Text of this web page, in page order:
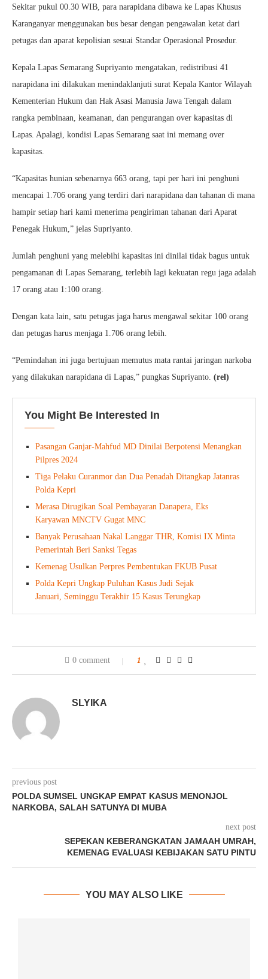
Sekitar pukul 00.30 WIB, para narapidana dibawa ke Lapas Khusus
Karanganyar menggunakan bus besar dengan pengawalan ketat dari
petugas dan aparat kepolisian sesuai Standar Operasional Prosedur.
Kepala Lapas Semarang Supriyanto mengatakan, redistribusi 41
narapidana ini dilakukan menindaklanjuti surat Kepala Kantor Wilayah
Kementerian Hukum dan Hak Asasi Manusia Jawa Tengah dalam
rangka pembinaan, keamanan, dan pengurangan over kapasitas di
Lapas. Apalagi, kondisi Lapas Semarang saat ini memang over
kapasitas.
“Kapasitas hunian sebenarnya 663 orang, tapi per hari ini penghuni
mencapai 1.706 orang yang terdiri dari narapidana dan tahanan di mana
hampir setiap hari kami menerima pengiriman tahanan dari Aparat
Penegak Hukum,” jelas Supriyanto.
Jumlah penghuni yang melebihi kapasitas ini dinilai tidak bagus untuk
pengamanan di Lapas Semarang, terlebih lagi kekuatan regu jaga adalah
17 orang atau 1:100 orang.
Dengan kata lain, satu petugas jaga harus mengawal sekitar 100 orang
dan petugas harus menjaga 1.706 orang lebih.
“Pemindahan ini juga bertujuan memutus mata rantai jaringan narkoba
yang dilakukan narapidana di Lapas,” pungkas Supriyanto. (rel)
You Might Be Interested In
Pasangan Ganjar-Mahfud MD Dinilai Berpotensi Menangkan
Pilpres 2024
Tiga Pelaku Curanmor dan Dua Penadah Ditangkap Jatanras
Polda Kepri
Merasa Dirugikan Soal Pembayaran Danapera, Eks
Karyawan MNCTV Gugat MNC
Banyak Perusahaan Nakal Langgar THR, Komisi IX Minta
Pemerintah Beri Sanksi Tegas
Kemenag Usulkan Perpres Pembentukan FKUB Pusat
Polda Kepri Ungkap Puluhan Kasus Judi Sejak
Januari, Seminggu Terakhir 15 Kasus Terungkap
0 comment 1
SLYIKA
previous post
POLDA SUMSEL UNGKAP EMPAT KASUS MENONJOL
NARKOBA, SALAH SATUNYA DI MUBA
next post
SEPEKAN KEBERANGKATAN JAMAAH UMRAH,
KEMENAG EVALUASI KEBIJAKAN SATU PINTU
YOU MAY ALSO LIKE